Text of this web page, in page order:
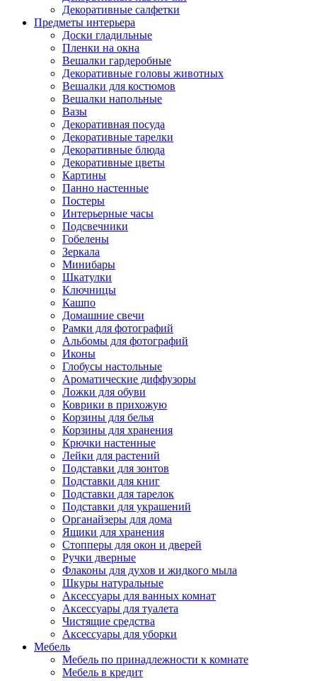
Декоративные салфетки
Предметы интерьера
Доски гладильные
Пленки на окна
Вешалки гардеробные
Декоративные головы животных
Вешалки для костюмов
Вешалки напольные
Вазы
Декоративная посуда
Декоративные тарелки
Декоративные блюда
Декоративные цветы
Картины
Панно настенные
Постеры
Интерьерные часы
Подсвечники
Гобелены
Зеркала
Минибары
Шкатулки
Ключницы
Кашпо
Домашние свечи
Рамки для фотографий
Альбомы для фотографий
Иконы
Глобусы настольные
Ароматические диффузоры
Ложки для обуви
Коврики в прихожую
Корзины для белья
Корзины для хранения
Крючки настенные
Лейки для растений
Подставки для зонтов
Подставки для книг
Подставки для тарелок
Подставки для украшений
Органайзеры для дома
Ящики для хранения
Стопперы для окон и дверей
Ручки дверные
Флаконы для духов и жидкого мыла
Шкуры натуральные
Аксессуары для ванных комнат
Аксессуары для туалета
Чистящие средства
Аксессуары для уборки
Мебель
Мебель по принадлежности к комнате
Мебель в кредит